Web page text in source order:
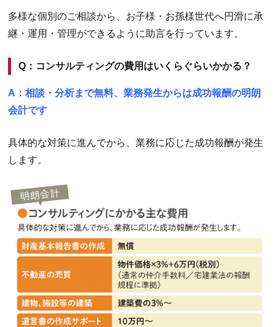
多様な個別のご相談から、お子様・お孫様世代へ円滑に承
継・運用・管理ができるように助言を行っています。
Q：コンサルティングの費用はいくらぐらいかかる？
A：相談・分析まで無料、業務発生からは成功報酬の明朗
会計です
具体的な対策に進んでから、業務に応じた成功報酬が発生
します。